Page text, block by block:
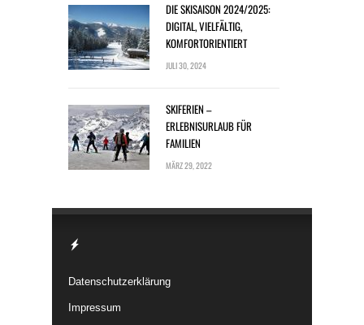
DIE SKISAISON 2024/2025:
DIGITAL, VIELFÄLTIG,
KOMFORTORIENTIERT
JULI 30, 2024
SKIFERIEN –
ERLEBNISURLAUB FÜR
FAMILIEN
MÄRZ 29, 2022
Datenschutzerklärung
Impressum